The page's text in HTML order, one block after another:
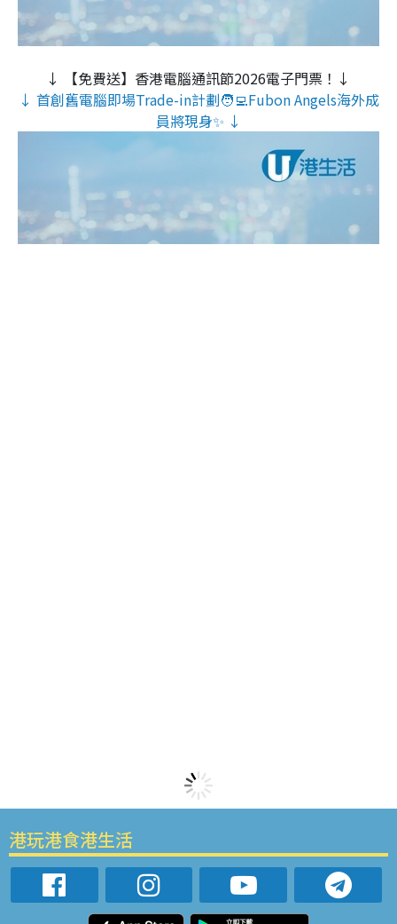
↓ 【免費送】香港電腦通訊節2026電子門票！↓
↓ 首創舊電腦即場Trade-in計劃🧑‍💻Fubon Angels海外成
員將現身✨ ↓
港玩港食港生活